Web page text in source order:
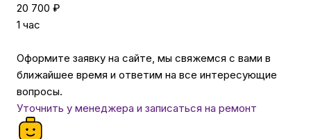
20 700 ₽
1 час
Оформите заявку на сайте, мы свяжемся с вами в
ближайшее время и ответим на все интересующие
вопросы.
Уточнить у менеджера и записаться на ремонт